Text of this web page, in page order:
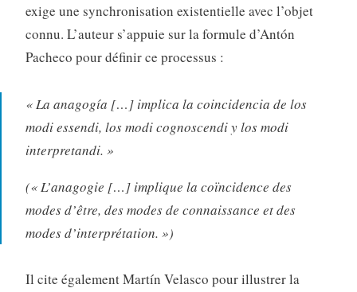
exige une synchronisation existentielle avec l’objet
connu. L’auteur s’appuie sur la formule d’Antón
Pacheco pour définir ce processus :
« La anagogía […] implica la coincidencia de los
modi essendi, los modi cognoscendi y los modi
interpretandi. »
(« L’anagogie […] implique la coïncidence des
modes d’être, des modes de connaissance et des
modes d’interprétation. »)
Il cite également Martín Velasco pour illustrer la